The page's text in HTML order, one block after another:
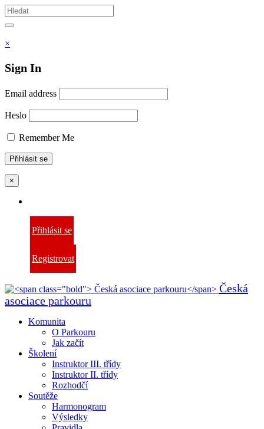
Vyhledávám
Hledat
×
Sign In
Email address
Heslo
Remember Me
×
Přihlásit se
Registrovat
Česká
asociace parkouru
Komunita
O Parkouru
Jak začít
Školení
Instruktor III. třídy
Instruktor II. třídy
Rozhodčí
Soutěže
Harmonogram
Výsledky